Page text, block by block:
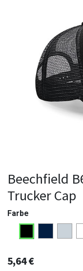
Beechfield
Trucker Cap
Farbe
5,64€